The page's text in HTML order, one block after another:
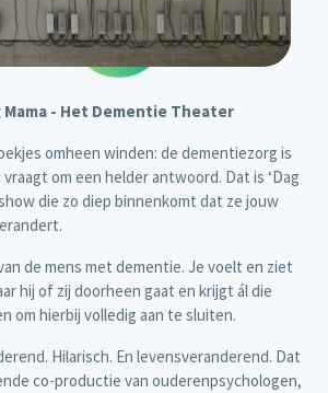
- Het Dementie Theater
omheen winden: de dementiezorg is
om een helder antwoord. Dat is ‘Dag
die zo diep binnenkomt dat ze jouw
de mens met dementie. Je voelt en ziet
hij of zij doorheen gaat en krijgt ál die
om hierbij volledig aan te sluiten.
Hilarisch. En levensveranderend. Dat
co-productie van ouderenpsychologen,